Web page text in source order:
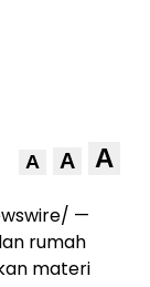
A A A
—
rumah
materi